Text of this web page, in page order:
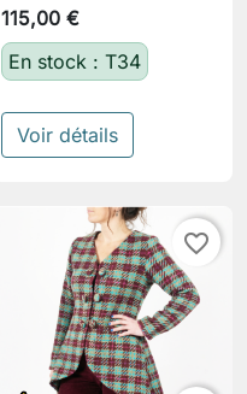
115,00 €
En stock : T34
Voir détails
favorite_border